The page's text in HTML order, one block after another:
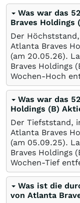
Was war das
Braves Holdings
Der
Atlanta Braves
(am 20.05.26).
Braves Holdings
Wochen-Hoch
Was war das
Holdings (B)
Der Tiefststand,
Atlanta Braves
(am 05.09.25).
Braves Holdings
Wochen-Tief
Was ist die
von Atlanta